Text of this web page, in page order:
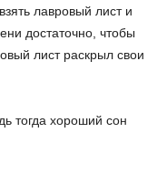
лавровый лист и
достаточно, чтобы
лист раскрыл свои
тогда хороший сон